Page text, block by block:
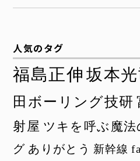
人気のタグ
福島正伸 坂本光
田ボーリング技研
射屋 ツキを呼ぶ魔法
グ ありがとう 新幹線